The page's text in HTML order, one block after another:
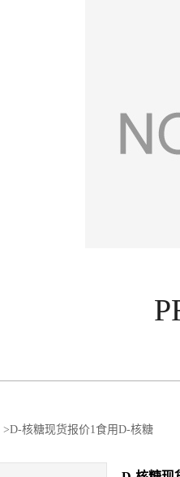
>D-核糖现货报价1食用D-核糖